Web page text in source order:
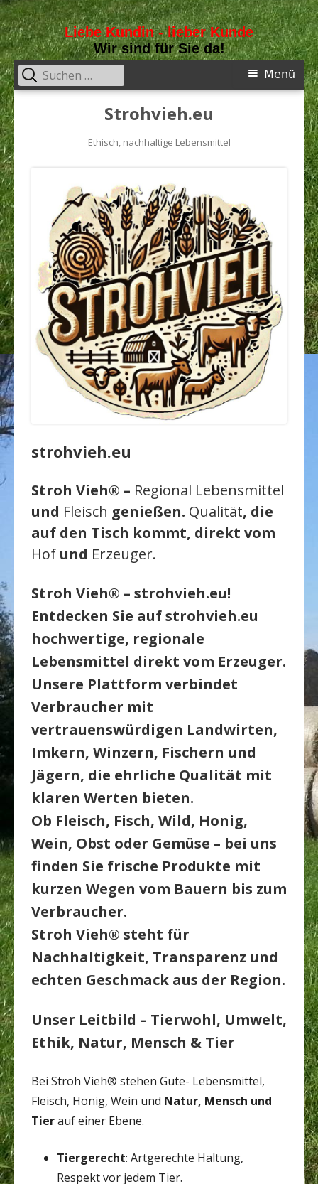
Liebe Kundin - lieber Kunde
Wir sind für Sie da!